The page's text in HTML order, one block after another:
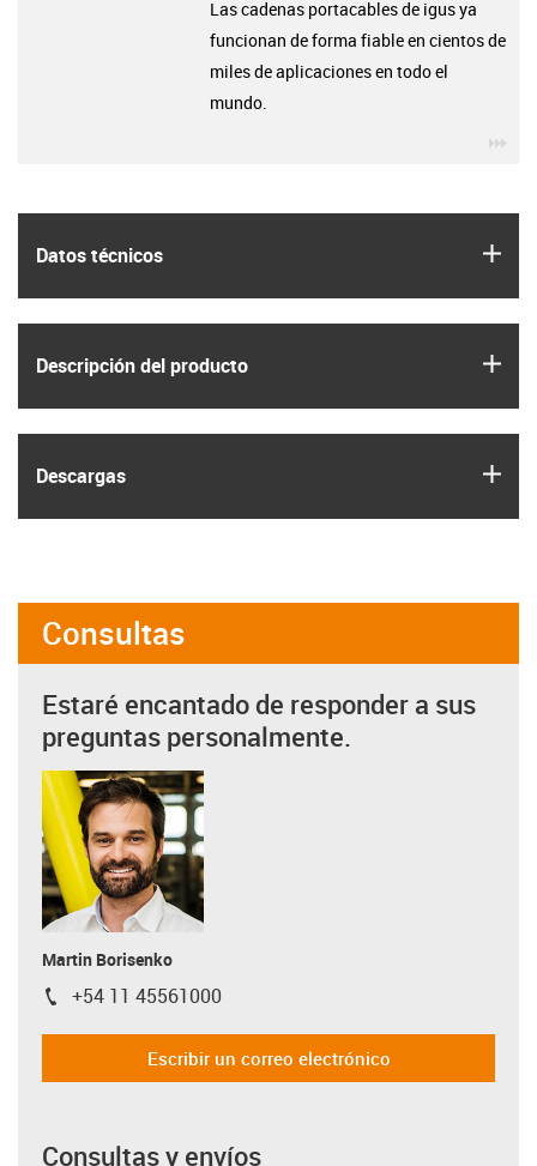
Datos técnicos
Descripción del producto
Descargas
Las cadenas portacables de igus ya
funcionan de forma fiable en cientos de
miles de aplicaciones en todo el
mundo.
Consultas
Estaré encantado de responder a sus
preguntas personalmente.
Martin Borisenko
igus-icon-phone
+54 11 45561000
Escribir un correo electrónico
Consultas y envíos